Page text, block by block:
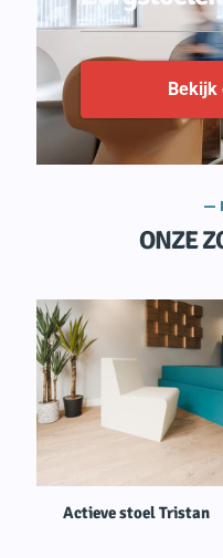
Bekijk
—
ONZE
Actieve stoel Tristan